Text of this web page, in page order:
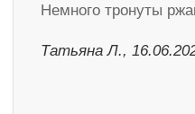
Немного тронуты
Татьяна Л.,